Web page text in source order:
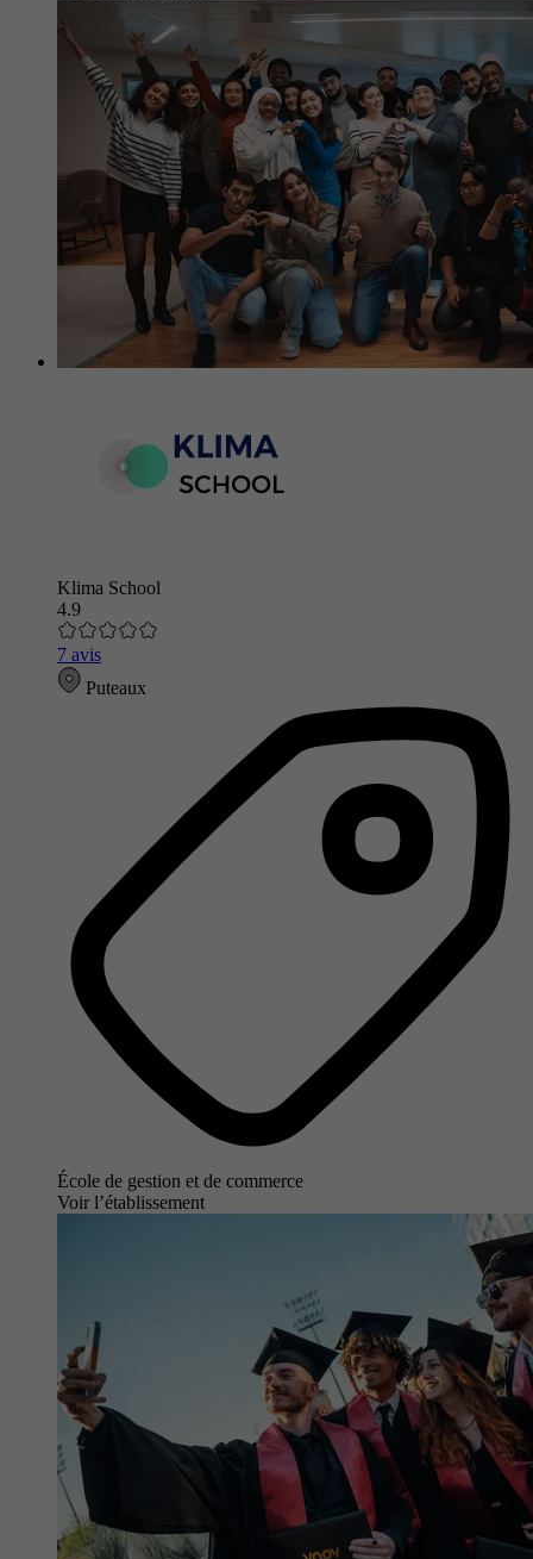
Klima School
4.9
7 avis
Puteaux
École de gestion et de commerce
Voir l’établissement